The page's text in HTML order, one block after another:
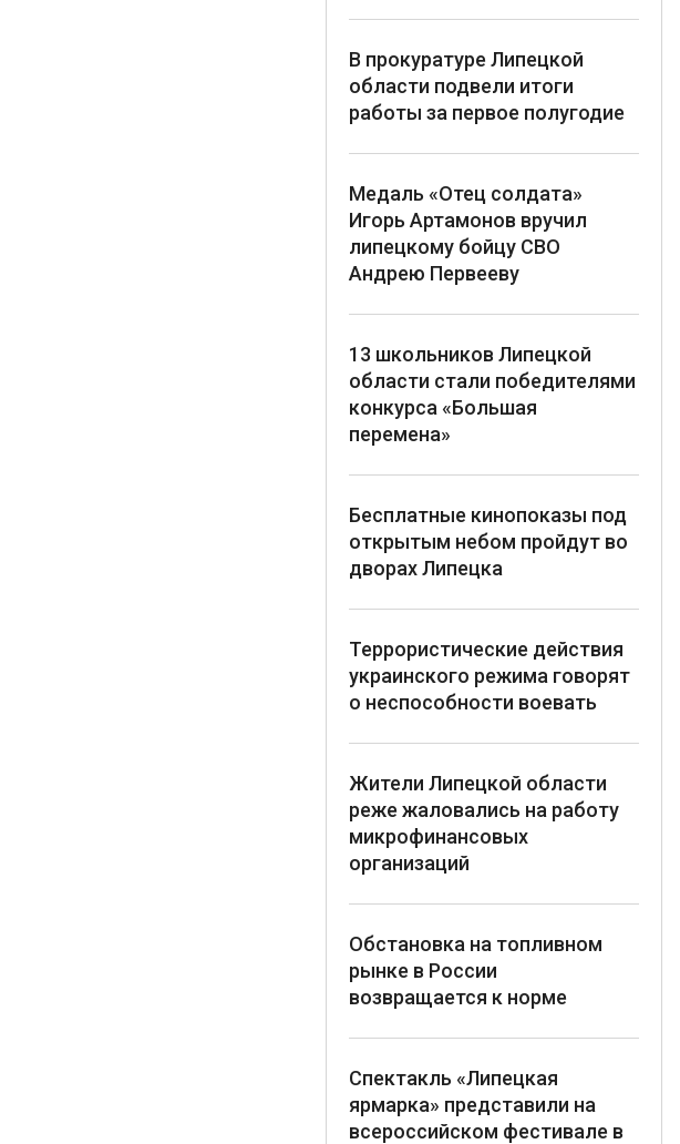
В прокуратуре Липецкой
области подвели итоги
работы за первое полугодие
Медаль «Отец солдата»
Игорь Артамонов вручил
липецкому бойцу СВО
Андрею Первееву
13 школьников Липецкой
области стали победителями
конкурса «Большая
перемена»
Бесплатные кинопоказы под
открытым небом пройдут во
дворах Липецка
Террористические действия
украинского режима говорят
о неспособности воевать
Жители Липецкой области
реже жаловались на работу
микрофинансовых
организаций
Обстановка на топливном
рынке в России
возвращается к норме
Спектакль «Липецкая
ярмарка» представили на
всероссийском фестивале в